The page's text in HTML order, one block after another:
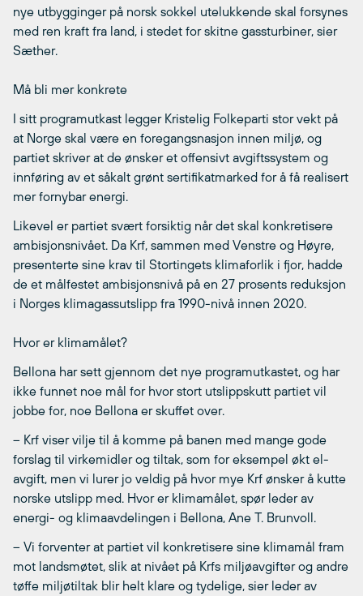
nye utbygginger på norsk sokkel utelukkende skal forsynes
med ren kraft fra land, i stedet for skitne gassturbiner, sier
Sæther.
Må bli mer konkrete
I sitt programutkast legger Kristelig Folkeparti stor vekt på
at Norge skal være en foregangsnasjon innen miljø, og
partiet skriver at de ønsker et offensivt avgiftssystem og
innføring av et såkalt grønt sertifikatmarked for å få realisert
mer fornybar energi.
Likevel er partiet svært forsiktig når det skal konkretisere
ambisjonsnivået. Da Krf, sammen med Venstre og Høyre,
presenterte sine krav til Stortingets klimaforlik i fjor, hadde
de et målfestet ambisjonsnivå på en 27 prosents reduksjon
i Norges klimagassutslipp fra 1990-nivå innen 2020.
Hvor er klimamålet?
Bellona har sett gjennom det nye programutkastet, og har
ikke funnet noe mål for hvor stort utslippskutt partiet vil
jobbe for, noe Bellona er skuffet over.
– Krf viser vilje til å komme på banen med mange gode
forslag til virkemidler og tiltak, som for eksempel økt el-
avgift, men vi lurer jo veldig på hvor mye Krf ønsker å kutte
norske utslipp med. Hvor er klimamålet, spør leder av
energi- og klimaavdelingen i Bellona, Ane T. Brunvoll.
– Vi forventer at partiet vil konkretisere sine klimamål fram
mot landsmøtet, slik at nivået på Krfs miljøavgifter og andre
tøffe miljøtiltak blir helt klare og tydelige, sier leder av